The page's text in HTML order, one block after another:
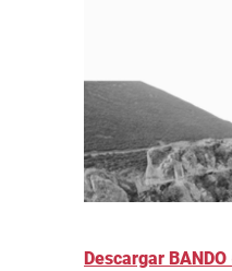
Descargar BANDO